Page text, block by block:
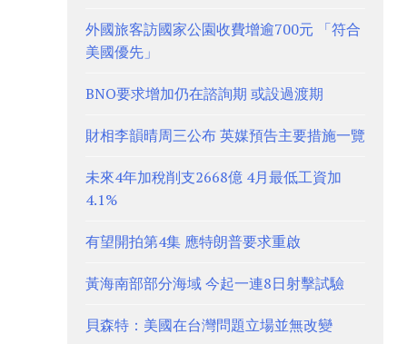
外國旅客訪國家公園收費增逾700元 「符合
美國優先」
BNO要求增加仍在諮詢期 或設過渡期
財相李韻晴周三公布 英媒預告主要措施一覽
未來4年加稅削支2668億 4月最低工資加
4.1%
有望開拍第4集 應特朗普要求重啟
黃海南部部分海域 今起一連8日射擊試驗
貝森特：美國在台灣問題立場並無改變